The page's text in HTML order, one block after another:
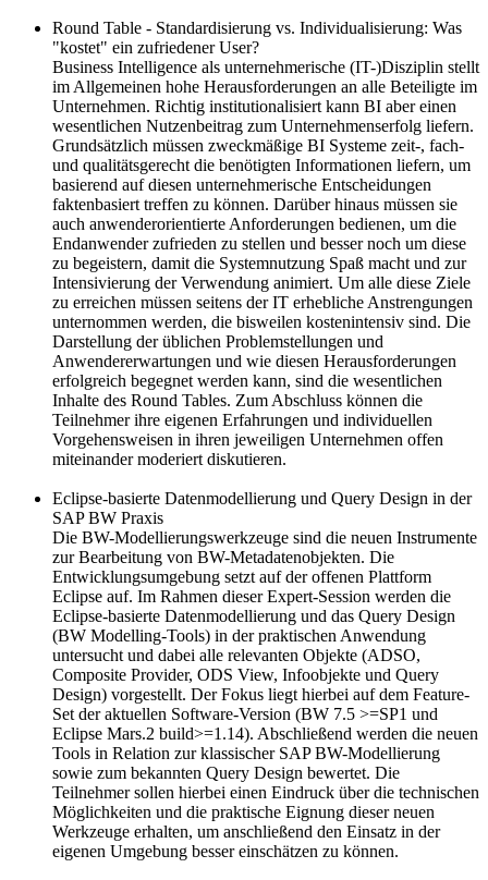
Round Table - Standardisierung vs. Individualisierung: Was
"kostet" ein zufriedener User?
Business Intelligence als unternehmerische (IT-)Disziplin stellt
im Allgemeinen hohe Herausforderungen an alle Beteiligte im
Unternehmen. Richtig institutionalisiert kann BI aber einen
wesentlichen Nutzenbeitrag zum Unternehmenserfolg liefern.
Grundsätzlich müssen zweckmäßige BI Systeme zeit-, fach-
und qualitätsgerecht die benötigten Informationen liefern, um
basierend auf diesen unternehmerische Entscheidungen
faktenbasiert treffen zu können. Darüber hinaus müssen sie
auch anwenderorientierte Anforderungen bedienen, um die
Endanwender zufrieden zu stellen und besser noch um diese
zu begeistern, damit die Systemnutzung Spaß macht und zur
Intensivierung der Verwendung animiert. Um alle diese Ziele
zu erreichen müssen seitens der IT erhebliche Anstrengungen
unternommen werden, die bisweilen kostenintensiv sind. Die
Darstellung der üblichen Problemstellungen und
Anwendererwartungen und wie diesen Herausforderungen
erfolgreich begegnet werden kann, sind die wesentlichen
Inhalte des Round Tables. Zum Abschluss können die
Teilnehmer ihre eigenen Erfahrungen und individuellen
Vorgehensweisen in ihren jeweiligen Unternehmen offen
miteinander moderiert diskutieren.
Eclipse-basierte Datenmodellierung und Query Design in der
SAP BW Praxis
Die BW-Modellierungswerkzeuge sind die neuen Instrumente
zur Bearbeitung von BW-Metadatenobjekten. Die
Entwicklungsumgebung setzt auf der offenen Plattform
Eclipse auf. Im Rahmen dieser Expert-Session werden die
Eclipse-basierte Datenmodellierung und das Query Design
(BW Modelling-Tools) in der praktischen Anwendung
untersucht und dabei alle relevanten Objekte (ADSO,
Composite Provider, ODS View, Infoobjekte und Query
Design) vorgestellt. Der Fokus liegt hierbei auf dem Feature-
Set der aktuellen Software-Version (BW 7.5 >=SP1 und
Eclipse Mars.2 build>=1.14). Abschließend werden die neuen
Tools in Relation zur klassischer SAP BW-Modellierung
sowie zum bekannten Query Design bewertet. Die
Teilnehmer sollen hierbei einen Eindruck über die technischen
Möglichkeiten und die praktische Eignung dieser neuen
Werkzeuge erhalten, um anschließend den Einsatz in der
eigenen Umgebung besser einschätzen zu können.